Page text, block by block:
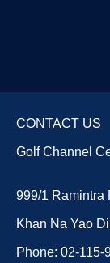
CONTACT US
Golf Channel
999/1 Ramintra
Khan Na Yao
Phone: 02-115-